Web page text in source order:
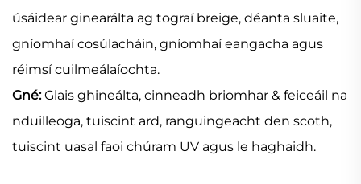
úsáidear ginearálta ag tograí breige, déanta sluaite,
gníomhaí cosúlacháin, gníomhaí eangacha agus
réimsí cuilmeálaíochta.
Gné:Glais ghineálta, cinneadh briomhar & feiceáil na
nduilleoga, tuiscint ard, ranguingeacht den scoth,
tuiscint uasal faoi chúram UV agus le haghaidh.